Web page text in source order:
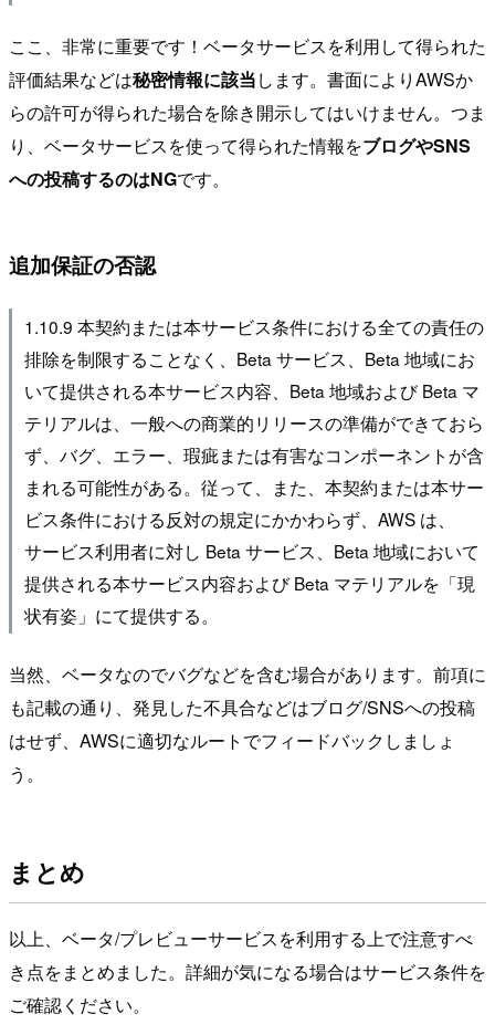
ここ、非常に重要です！ベータサービスを利用して得られた
評価結果などは秘密情報に該当します。書面によりAWSか
らの許可が得られた場合を除き開示してはいけません。つま
り、ベータサービスを使って得られた情報をブログやSNS
への投稿するのはNGです。
追加保証の否認
1.10.9 本契約または本サービス条件における全ての責任の
排除を制限することなく、Beta サービス、Beta 地域にお
いて提供される本サービス内容、Beta 地域および Beta マ
テリアルは、一般への商業的リリースの準備ができておら
ず、バグ、エラー、瑕疵または有害なコンポーネントが含
まれる可能性がある。従って、また、本契約または本サー
ビス条件における反対の規定にかかわらず、AWS は、
サービス利用者に対し Beta サービス、Beta 地域において
提供される本サービス内容および Beta マテリアルを「現
状有姿」にて提供する。
当然、ベータなのでバグなどを含む場合があります。前項に
も記載の通り、発見した不具合などはブログ/SNSへの投稿
はせず、AWSに適切なルートでフィードバックしましょ
う。
まとめ
以上、ベータ/プレビューサービスを利用する上で注意すべ
き点をまとめました。詳細が気になる場合はサービス条件を
ご確認ください。